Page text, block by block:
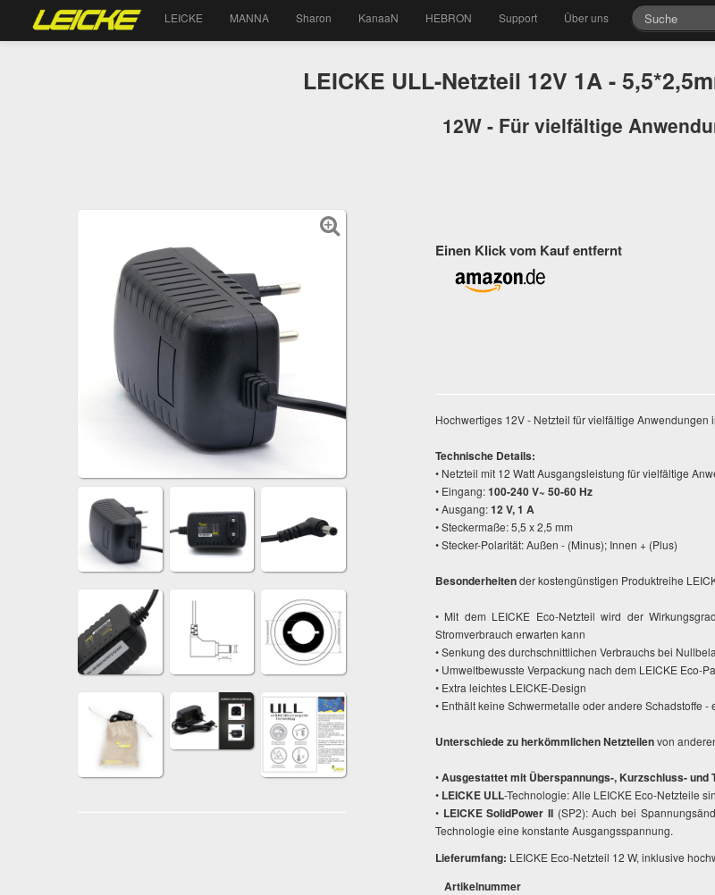
LEICKE MANNA Sharon KanaaN HEBRON Support Über uns
LEICKE ULL-Netzteil 12V 1A -
12W - Für vielfältige
Einen Klick vom Kauf entfernt
Hochwertiges 12V - Netzteil für vielfältige Anwendungen
Technische Details:
• Netzteil mit 12 Watt Ausgangsleistung für vielfältige
• Eingang:100-240 V~ 50-60 Hz
• Ausgang:12 V, 1 A
• Steckermaße: 5,5 x 2,5 mm
• Stecker-Polarität: Außen - (Minus); Innen + (Plus)
Besonderheitender kostengünstigen Produktreihe
• Mit dem LEICKE Eco-Netzteil wird der
Stromverbrauch erwarten kann
• Senkung des durchschnittlichen Verbrauchs bei
• Umweltbewusste Verpackung nach dem LEICKE Eco-
• Extra leichtes LEICKE-Design
• Enthält keine Schwermetalle oder andere Schadstoffe -
Unterschiede zu herkömmlichen Netzteilenvon
•Ausgestattet mit Überspannungs-, Kurzschluss- und
• LEICKE ULL-Technologie: Alle LEICKE Eco-Netzteile
• LEICKE SolidPower II (SP2): Auch bei
Technologie eine konstante Ausgangsspannung.
Lieferumfang: LEICKE Eco-Netzteil 12 W, inklusive
Artikelnummer